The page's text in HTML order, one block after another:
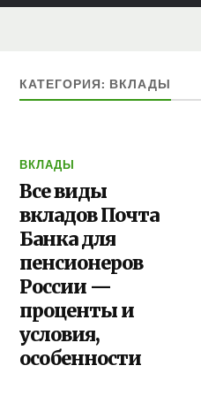
КАТЕГОРИЯ: ВКЛАДЫ
ВКЛАДЫ
Все виды
вкладов Почта
Банка для
пенсионеров
России —
проценты и
условия,
особенности